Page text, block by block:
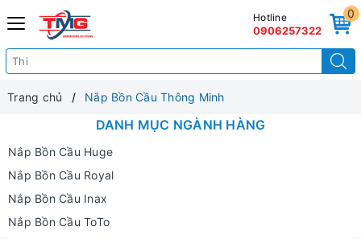
0
Hotline
0906257322
Trang chủ Nắp Bồn Cầu Thông Minh
DANH MỤC NGÀNH HÀNG
Nắp Bồn Cầu Huge
Nắp Bồn Cầu Royal
Nắp Bồn Cầu Inax
Nắp Bồn Cầu ToTo